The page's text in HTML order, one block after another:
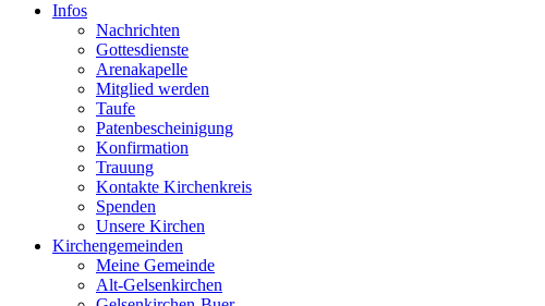
Infos
Nachrichten
Gottesdienste
Arenakapelle
Mitglied werden
Taufe
Patenbescheinigung
Konfirmation
Trauung
Kontakte Kirchenkreis
Spenden
Unsere Kirchen
Kirchengemeinden
Meine Gemeinde
Alt-Gelsenkirchen